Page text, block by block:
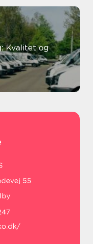
Kvalitet og